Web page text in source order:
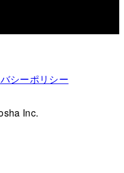
シーポリシー
Inc.